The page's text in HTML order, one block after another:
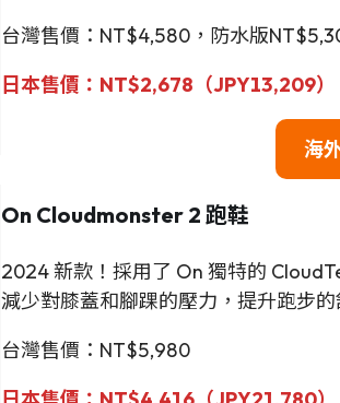
台灣售價：NT$4,580，防水版
日本售價： NT$2,678（JPY13,209）
海
On Cloudmonster 2 跑鞋
2024 新款！採用了 On 獨特的
減少對膝蓋和腳踝的壓力，提升跑步
台灣售價：NT$5,980